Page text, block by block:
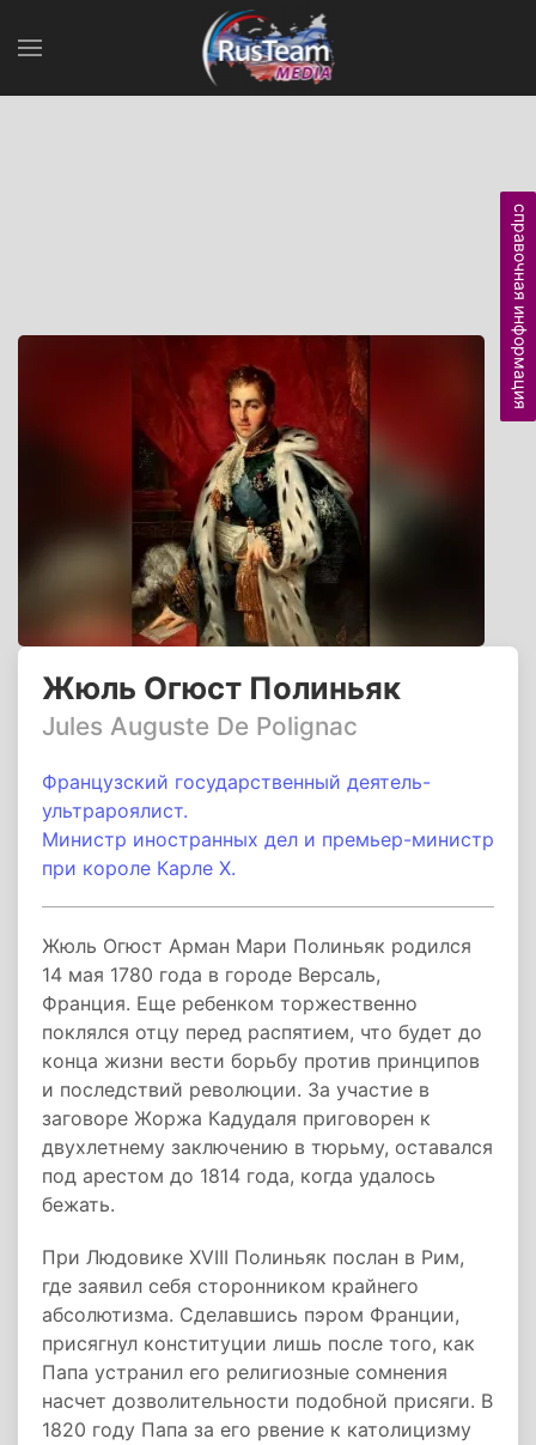
Жюль Огюст Полиньяк
Jules Auguste De Polignac
Французский государственный деятель-
ультрароялист.
Министр иностранных дел и премьер-министр
при короле Карле X.
Жюль Огюст Арман Мари Полиньяк родился
14 мая 1780 года в городе Версаль,
Франция. Еще ребенком торжественно
поклялся отцу перед распятием, что будет до
конца жизни вести борьбу против принципов
и последствий революции. За участие в
заговоре Жоржа Кадудаля приговорен к
двухлетнему заключению в тюрьму, оставался
под арестом до 1814 года, когда удалось
бежать.
При Людовике XVIII Полиньяк послан в Рим,
где заявил себя сторонником крайнего
абсолютизма. Сделавшись пэром Франции,
присягнул конституции лишь после того, как
Папа устранил его религиозные сомнения
насчет дозволительности подобной присяги. В
1820 году Папа за его рвение к католицизму
справочная информация